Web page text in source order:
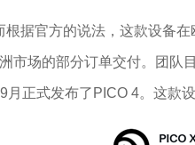
据官方的说法，这款设备
市场的部分订单交付。团
正式发布了PICO 4。这款